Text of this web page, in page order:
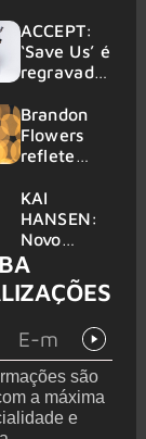
vivo de
“Fortress”
gravada
am Ring
2026
ACCEPT:
‘Save Us’ é
regravada
membros
do GHOST
e KORN
Brandon
Flowers
reflete
futuro e
levanta
possibilida
de de
deixar os
palcos
KAI
HANSEN:
Novo
single
‘Welcome
To Life’ é
são
a máxima
e